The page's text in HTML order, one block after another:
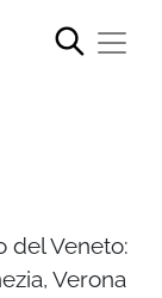
del Veneto:
Verona